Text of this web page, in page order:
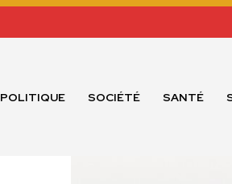
POLITIQUE SOCIÉTÉ SANTÉ